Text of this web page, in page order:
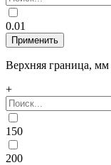
0.01
Верхняя граница, мм
+
150
200